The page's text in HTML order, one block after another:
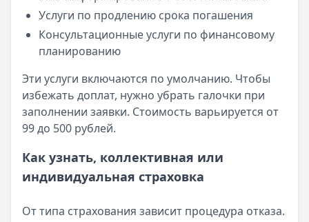
Услуги по продлению срока погашения
Консультационные услуги по финансовому
планированию
Эти услуги включаются по умолчанию. Чтобы
избежать доплат, нужно убрать галочки при
заполнении заявки. Стоимость варьируется от
99 до 500 рублей.
Как узнать, коллективная или
индивидуальная страховка
От типа страхования зависит процедура отказа.